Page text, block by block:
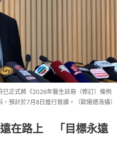
正式將《2026年醫生註冊（修訂）條例
預計於7月8日進行首讀。（歐陽德浩攝）
在路上 「目標永遠